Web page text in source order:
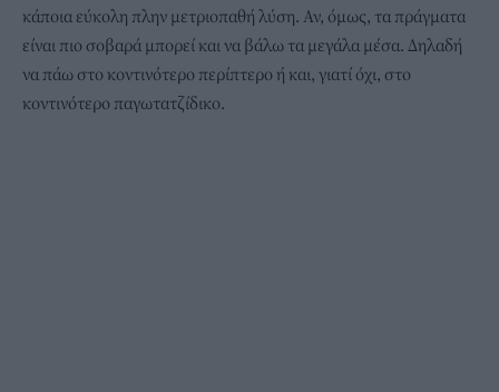
κάποια εύκολη πλην μετριοπαθή λύση. Αν, όμως, τα πράγματα
είναι πιο σοβαρά μπορεί και να βάλω τα μεγάλα μέσα. Δηλαδή
να πάω στο κοντινότερο περίπτερο ή και, γιατί όχι, στο
κοντινότερο παγωτατζίδικο.